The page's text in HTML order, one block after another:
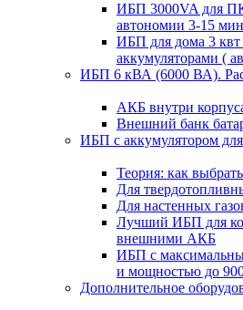
ИБП 3000VA для
автономии 3-15
ИБП для дома 3
аккумуляторами (
ИБП 6 кВА (6000 ВА).
АКБ внутри
Внешний банк
ИБП с аккумулятором
Теория: как
Для
Для настенных
Лучший ИБП для
внешними АКБ
ИБП с
и мощностью до
Дополнительное